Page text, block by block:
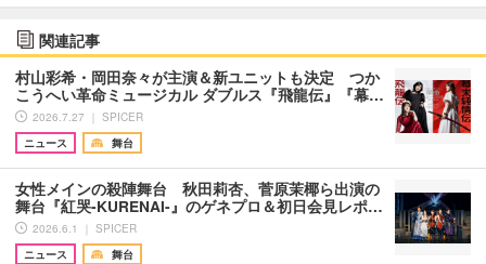
関連記事
村山彩希・岡田奈々が主演＆新ユニットも決定 つか
こうへい革命ミュージカル ダブルス『飛龍伝』『幕…
2026.7.27 ｜ SPICER
ニュース
舞台
女性メインの殺陣舞台 秋田莉杏、菅原茉椰ら出演の
舞台『紅哭-KURENAI-』のゲネプロ＆初日会見レポ…
2026.6.1 ｜ SPICER
ニュース
舞台